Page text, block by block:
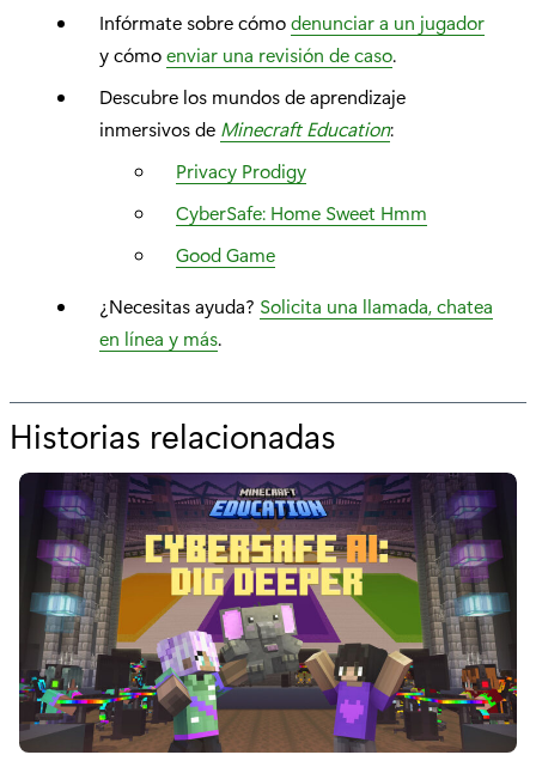
Infórmate sobre cómodenunciar a un jugador
y cómoenviar una revisión de caso.
Descubre los mundos de aprendizaje
inmersivos de Minecraft Education:
Privacy Prodigy
CyberSafe: Home Sweet Hmm
Good Game
¿Necesitas ayuda? Solicita una llamada, chatea
en línea y más.
Historias relacionadas
o
r
“
X
b
o
x